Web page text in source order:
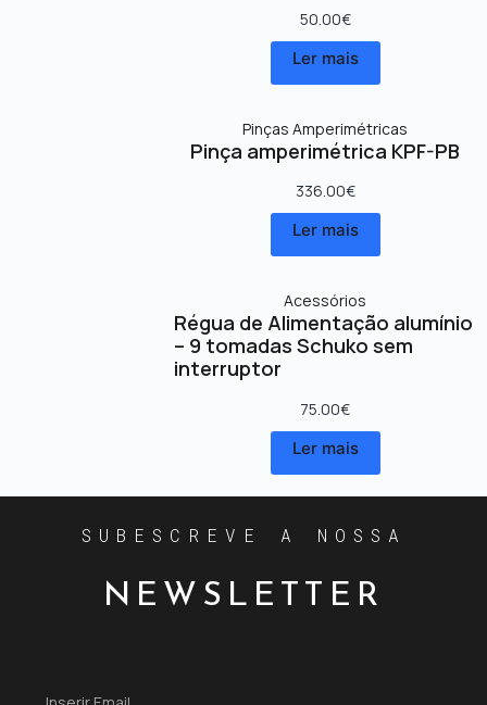
50.00€
Ler mais
Pinças Amperimétricas
Pinça amperimétrica KPF-PB
336.00€
Ler mais
Acessórios
Régua de Alimentação alumínio
– 9 tomadas Schuko sem
interruptor
75.00€
Ler mais
SUBESCREVE A NOSSA
NEWSLETTER